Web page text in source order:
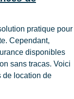
pratique pour
Cependant,
disponibles
sans tracas. Voici
de location de